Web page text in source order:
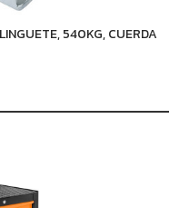
540KG, CUERDA